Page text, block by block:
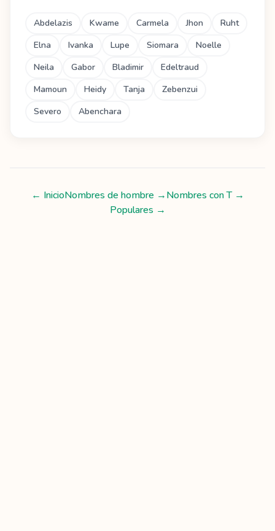
Abdelazis Kwame Carmela Jhon
Ruht
Elna
Ivanka Lupe Siomara
Noelle
Neila
Gabor Bladimir
Edeltraud
Mamoun
Heidy Tanja
Zebenzui
Severo
Abenchara
← InicioNombres de hombre →Nombres conT→
Populares →